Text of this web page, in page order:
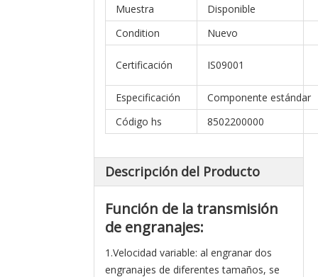
Muestra
Disponible
Condition
Nuevo
Certificación IS09001
Especificación
Componente estándar
Código hs
8502200000
Descripción del Producto
Función de la transmisión
de engranajes:
1.Velocidad variable: al engranar dos
engranajes de diferentes tamaños, se